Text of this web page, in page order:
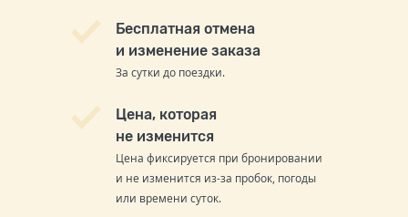
Бесплатная отмена
и изменение заказа
За сутки до поездки.
Цена, которая
не изменится
Цена фиксируется при бронировании
и не изменится из-за пробок, погоды
или времени суток.